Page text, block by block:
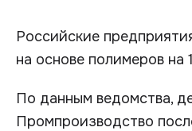
Российские
на основе полимеров на
По данным ведомства,
Промпроизводство